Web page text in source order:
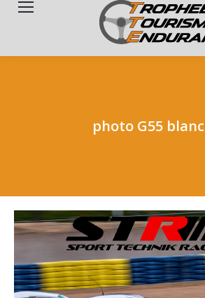
photo G55